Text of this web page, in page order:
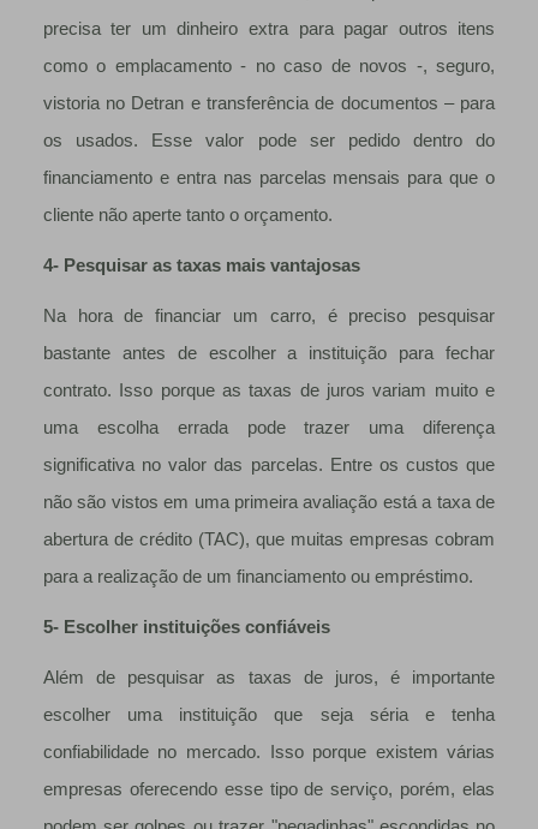
precisa ter um dinheiro extra para pagar outros itens
como o emplacamento - no caso de novos -, seguro,
vistoria no Detran e transferência de documentos – para
os usados. Esse valor pode ser pedido dentro do
financiamento e entra nas parcelas mensais para que o
cliente não aperte tanto o orçamento.
4- Pesquisar as taxas mais vantajosas
Na hora de financiar um carro, é preciso pesquisar
bastante antes de escolher a instituição para fechar
contrato. Isso porque as taxas de juros variam muito e
uma escolha errada pode trazer uma diferença
significativa no valor das parcelas. Entre os custos que
não são vistos em uma primeira avaliação está a taxa de
abertura de crédito (TAC), que muitas empresas cobram
para a realização de um financiamento ou empréstimo.
5- Escolher instituições confiáveis
Além de pesquisar as taxas de juros, é importante
escolher uma instituição que seja séria e tenha
confiabilidade no mercado. Isso porque existem várias
empresas oferecendo esse tipo de serviço, porém, elas